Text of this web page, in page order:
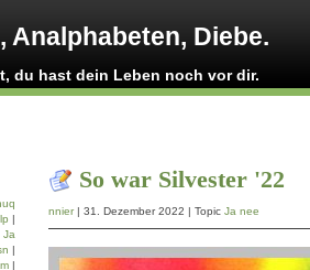
Analphabeten, Diebe.
du hast dein Leben noch vor dir.
So war Silvester '22
nnier| 31. Dezember 2022 | Topic Ja nee
|
Ja
|
|